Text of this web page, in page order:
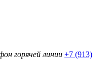
горячей линии +7 (913)